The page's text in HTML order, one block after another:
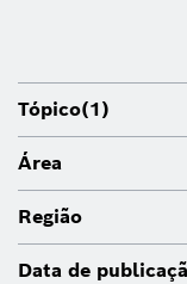
Tópico(1)
Área
Região
Data de